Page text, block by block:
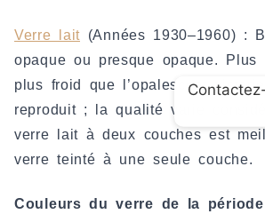
Verre lait (Années 1930–1960) :
opaque ou presque opaque. Plus
plus froid que l’opalescent
reproduit ; la qualité varie
verre lait à deux couches est
verre teinté à une seule couche.
Couleurs du verre de la